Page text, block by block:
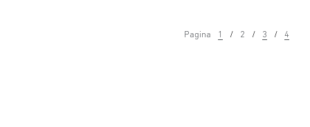
Pagina 1 2 3 4